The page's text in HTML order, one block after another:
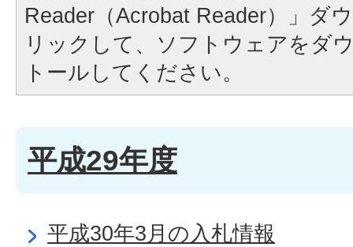
Reader（Acrobat Reader）」ダ
リックして、ソフトウェアをダ
トールしてください。
平成29年度
平成30年3月の入札情報